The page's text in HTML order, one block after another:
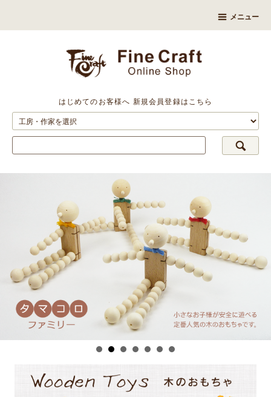
メニュー
はじめてのお客様へ 新規会員登録はこちら